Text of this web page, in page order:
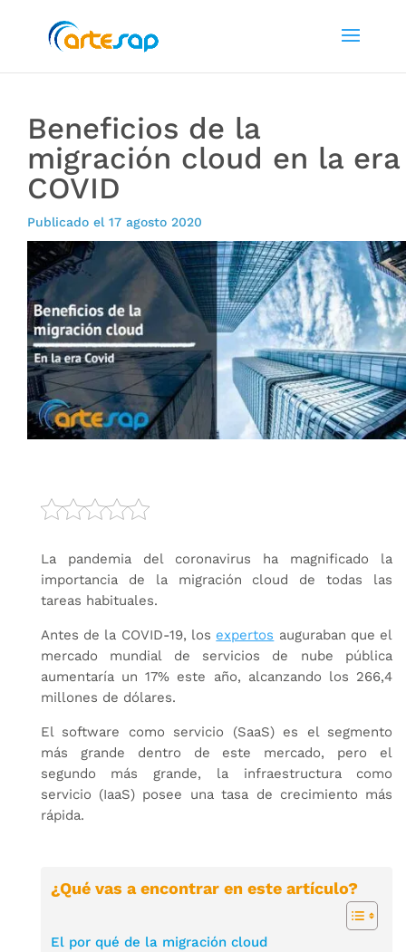
Beneficios de la
migración cloud en la era
COVID
Publicado el 17 agosto 2020
La pandemia del coronavirus ha magnificado la
importancia de la migración cloud de todas las
tareas habituales.
Antes de la COVID-19, los expertos auguraban que el
mercado mundial de servicios de nube pública
aumentaría un 17% este año, alcanzando los 266,4
millones de dólares.
El software como servicio (SaaS) es el segmento
más grande dentro de este mercado, pero el
segundo más grande, la infraestructura como
servicio (IaaS) posee una tasa de crecimiento más
rápida.
¿Qué vas a encontrar en este artículo?
El por qué de la migración cloud